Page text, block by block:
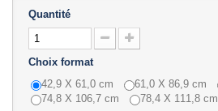
Quantité
Choix format
42,9 X 61,0 cm
61,0 X 86,9 cm
74,8 X 106,7 cm
78,4 X 111,8 cm